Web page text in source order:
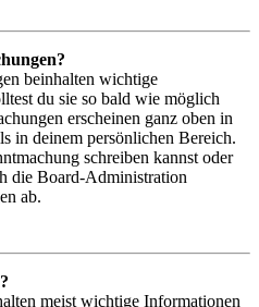
beinhalten wichtige
du sie so bald wie möglich
erscheinen ganz oben in
in deinem persönlichen Bereich.
schreiben kannst oder
die Board-Administration
ab.
meist wichtige Informationen